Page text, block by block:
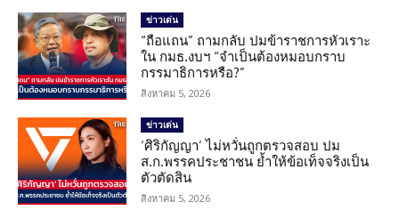
ข่าวเด่น
“ถือแถน” ถามกลับ ปมข้าราชการหัวเราะ
ใน กมธ.งบฯ “จำเป็นต้องหมอบกราบ
กรรมาธิการหรือ?”
สิงหาคม 5, 2026
ข่าวเด่น
‘ศิริกัญญา’ ไม่หวั่นถูกตรวจสอบ ปม
ส.ก.พรรคประชาชน ย้ำให้ข้อเท็จจริงเป็น
ตัวตัดสิน
สิงหาคม 5, 2026